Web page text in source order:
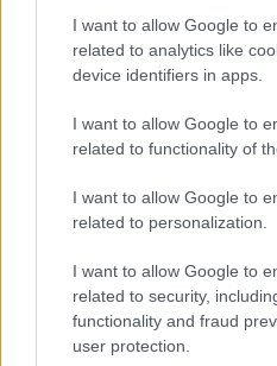
I want to allow Google to
related to analytics like
device identifiers in apps.
I want to allow Google to
related to functionality of
I want to allow Google to
related to personalization.
I want to allow Google to
related to security,
functionality and fraud
user protection.
Országos hírek
energiakrízis kezelésére